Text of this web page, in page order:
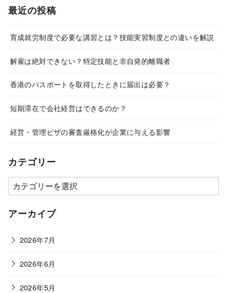
最近の投稿
育成就労制度で必要な講習とは？技能実習制度との違いを解説
解雇は絶対できない？特定技能と非自発的離職者
香港のパスポートを取得したときに届出は必要？
短期滞在で会社経営はできるのか？
経営・管理ビザの審査厳格化が企業に与える影響
カテゴリー
カ
テ
ゴ
ー
アーカイブ
2026年7月
2026年6月
2026年5月